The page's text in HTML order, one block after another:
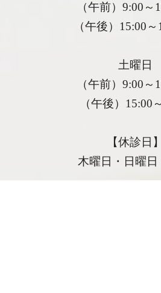
（午前）9:00
（午後）15:00
土曜日
（午前）9:00
（午後）15:00
【休診日】
木曜日・日曜日